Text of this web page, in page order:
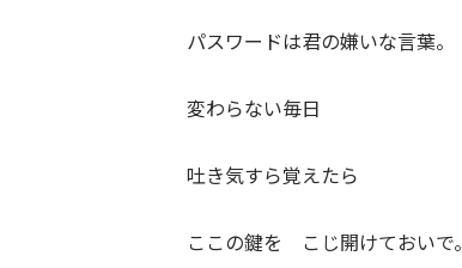
パスワードは君の嫌いな言葉。
変わらない毎日
吐き気すら覚えたら
ここの鍵を こじ開けておいで。